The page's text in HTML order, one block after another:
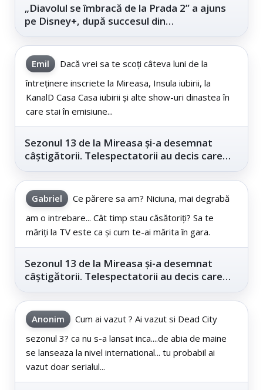
„Diavolul se îmbracă de la Prada 2” a ajuns
pe Disney+, după succesul din
Emil
Dacă vrei sa te scoți câteva luni de la
întreținere inscriete la Mireasa, Insula iubirii, la
KanalD Casa Casa iubirii și alte show-uri dinastea în
care stai în emisiune...
Sezonul 13 de la Mireasa și-a desemnat
câștigătorii. Telespectatorii au decis care
Gabriel
Ce părere sa am? Niciuna, mai degrabă
am o intrebare... Cât timp stau căsătoriți? Sa te
măriți la TV este ca și cum te-ai mărita în gara.
Sezonul 13 de la Mireasa și-a desemnat
câștigătorii. Telespectatorii au decis care
Anonim
Cum ai vazut ? Ai vazut si Dead City
sezonul 3? ca nu s-a lansat inca....de abia de maine
se lanseaza la nivel international... tu probabil ai
vazut doar serialul...